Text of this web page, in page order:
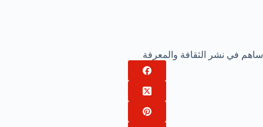
ساهم في نشر الثقافة والمعرفة